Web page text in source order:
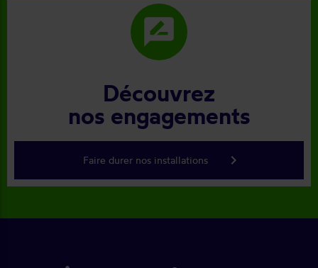
rate_review
Découvrez
nos engagements
Faire durer nos installations keyboard_arrow_right